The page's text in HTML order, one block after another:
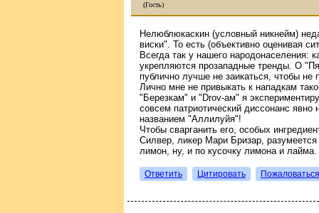
(Гость)
Нелюблюкаскин (условный никнейм)
виски". То есть (объективно оценивая
Всегда так у нашего народонаселения:
укрепляются прозападные тренды. О
публично лучше не заикаться, чтобы
Лично мне не привыкать к нападкам
"Березкам" и "Drov-ам" я
совсем патриотический диссонанс
названием "Аллилуйя"!
Чтобы сварганить его, особых
Силвер, ликер Мари Бризар,
лимон, ну, и по кусочку лимона и лайма.
Ответить Цитировать Пожаловаться